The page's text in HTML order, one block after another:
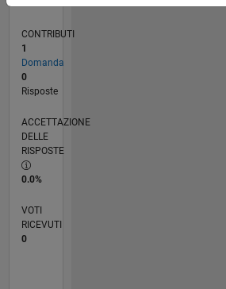
CONTRIBUTI
1
Domanda
0
Risposte
ACCETTAZIONE
DELLE
RISPOSTE
0.0%
VOTI
RICEVUTI
0